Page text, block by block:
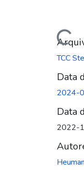
Carregando...
TCC
Data
2024-
Data
2022-